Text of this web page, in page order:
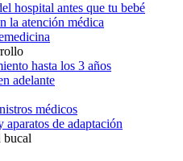
hospital antes que tu bebé
la atención médica
hasta los 3 años
adelante
médicos
aparatos de adaptación
bucal